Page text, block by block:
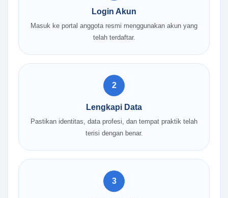
Login Akun
Masuk ke portal anggota resmi menggunakan akun yang
telah terdaftar.
2
Lengkapi Data
Pastikan identitas, data profesi, dan tempat praktik telah
terisi dengan benar.
3